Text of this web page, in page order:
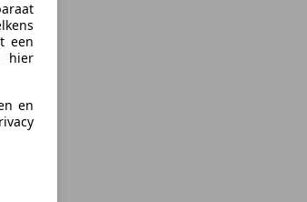
een
hier
en